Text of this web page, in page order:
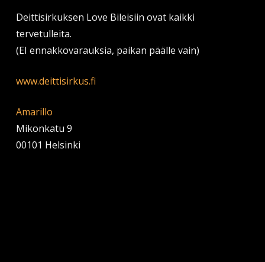
Deittisirkuksen Love Bileisiin ovat kaikki
tervetulleita.
(EI ennakkovarauksia, paikan päälle vain)
www.deittisirkus.fi
Amarillo
Mikonkatu 9
00101 Helsinki